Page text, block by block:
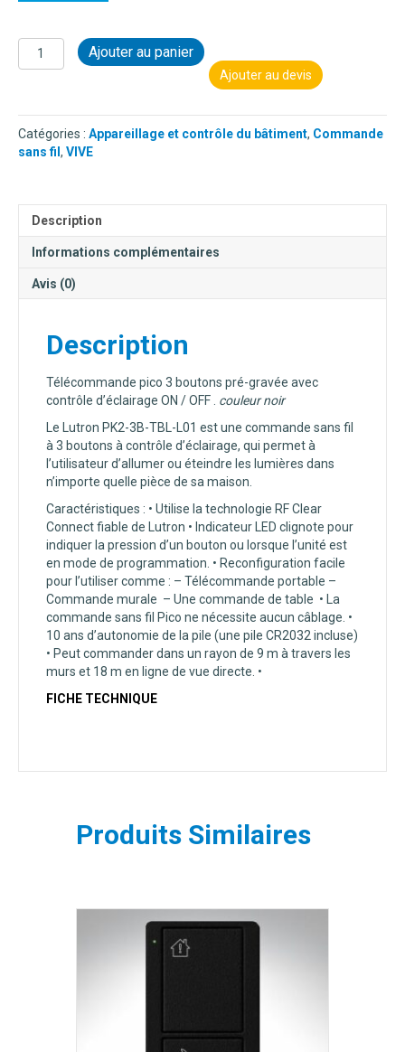
quantité
de
FIL
PICO
3
CONTRÔLE
ECLAIRAGE
NOIR
Ajouter au panier
Ajouter au devis
Catégories : Appareillage et contrôle du bâtiment, Commande
sans fil , VIVE
Description
Informations complémentaires
Avis (0)
Description
Télécommande pico 3 boutons pré-gravée avec
contrôle d’éclairage ON / OFF . couleur noir
Le Lutron PK2-3B-TBL-L01 est une commande sans fil
à 3 boutons à contrôle d’éclairage, qui permet à
l’utilisateur d’allumer ou éteindre les lumières dans
n’importe quelle pièce de sa maison.
Caractéristiques : • Utilise la technologie RF Clear
Connect fiable de Lutron • Indicateur LED clignote pour
indiquer la pression d’un bouton ou lorsque l’unité est
en mode de programmation. • Reconfiguration facile
pour l’utiliser comme : – Télécommande portable –
Commande murale – Une commande de table • La
commande sans fil Pico ne nécessite aucun câblage. •
10 ans d’autonomie de la pile (une pile CR2032 incluse)
• Peut commander dans un rayon de 9 m à travers les
murs et 18 m en ligne de vue directe. •
FICHE TECHNIQUE
Produits Similaires